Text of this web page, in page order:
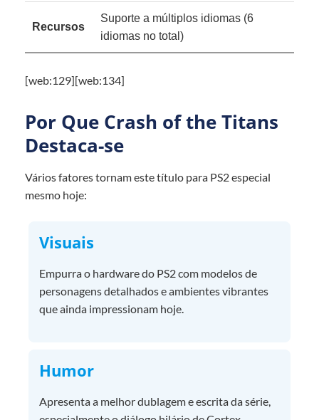
Recursos
Suporte a múltiplos idiomas (6
idiomas no total)
[web:129][web:134]
Por Que Crash of the Titans
Destaca-se
Vários fatores tornam este título para PS2 especial
mesmo hoje:
Visuais
Empurra o hardware do PS2 com modelos de
personagens detalhados e ambientes vibrantes
que ainda impressionam hoje.
Humor
Apresenta a melhor dublagem e escrita da série,